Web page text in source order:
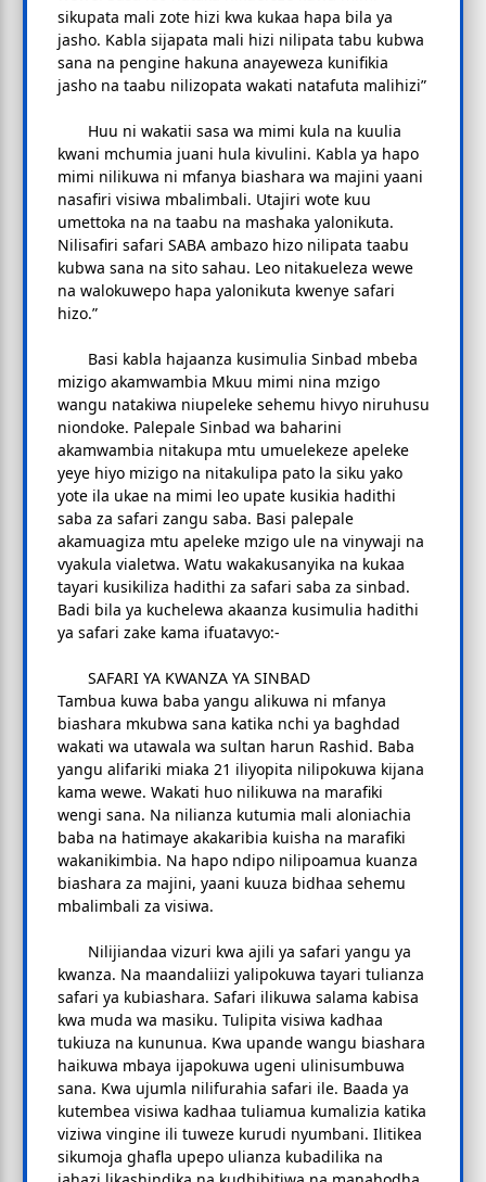
sikupata mali zote hizi kwa kukaa hapa bila ya
jasho. Kabla sijapata mali hizi nilipata tabu kubwa
sana na pengine hakuna anayeweza kunifikia
jasho na taabu nilizopata wakati natafuta malihizi”
Huu ni wakatii sasa wa mimi kula na kuulia
kwani mchumia juani hula kivulini. Kabla ya hapo
mimi nilikuwa ni mfanya biashara wa majini yaani
nasafiri visiwa mbalimbali. Utajiri wote kuu
umettoka na na taabu na mashaka yalonikuta.
Nilisafiri safari SABA ambazo hizo nilipata taabu
kubwa sana na sito sahau. Leo nitakueleza wewe
na walokuwepo hapa yalonikuta kwenye safari
hizo.”
Basi kabla hajaanza kusimulia Sinbad mbeba
mizigo akamwambia Mkuu mimi nina mzigo
wangu natakiwa niupeleke sehemu hivyo niruhusu
niondoke. Palepale Sinbad wa baharini
akamwambia nitakupa mtu umuelekeze apeleke
yeye hiyo mizigo na nitakulipa pato la siku yako
yote ila ukae na mimi leo upate kusikia hadithi
saba za safari zangu saba. Basi palepale
akamuagiza mtu apeleke mzigo ule na vinywaji na
vyakula vialetwa. Watu wakakusanyika na kukaa
tayari kusikiliza hadithi za safari saba za sinbad.
Badi bila ya kuchelewa akaanza kusimulia hadithi
ya safari zake kama ifuatavyo:-
SAFARI YA KWANZA YA SINBAD
Tambua kuwa baba yangu alikuwa ni mfanya
biashara mkubwa sana katika nchi ya baghdad
wakati wa utawala wa sultan harun Rashid. Baba
yangu alifariki miaka 21 iliyopita nilipokuwa kijana
kama wewe. Wakati huo nilikuwa na marafiki
wengi sana. Na nilianza kutumia mali aloniachia
baba na hatimaye akakaribia kuisha na marafiki
wakanikimbia. Na hapo ndipo nilipoamua kuanza
biashara za majini, yaani kuuza bidhaa sehemu
mbalimbali za visiwa.
Nilijiandaa vizuri kwa ajili ya safari yangu ya
kwanza. Na maandaliizi yalipokuwa tayari tulianza
safari ya kubiashara. Safari ilikuwa salama kabisa
kwa muda wa masiku. Tulipita visiwa kadhaa
tukiuza na kununua. Kwa upande wangu biashara
haikuwa mbaya ijapokuwa ugeni ulinisumbuwa
sana. Kwa ujumla nilifurahia safari ile. Baada ya
kutembea visiwa kadhaa tuliamua kumalizia katika
viziwa vingine ili tuweze kurudi nyumbani. Ilitikea
sikumoja ghafla upepo ulianza kubadilika na